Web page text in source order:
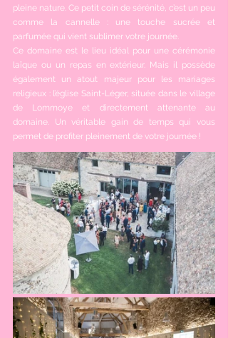
pleine nature. Ce petit coin de sérénité, c’est un peu
comme la cannelle : une touche sucrée et
parfumée qui vient sublimer votre journée.
Ce domaine est le lieu idéal pour une cérémonie
laïque ou un repas en extérieur. Mais il possède
également un atout majeur pour les mariages
religieux : l’église Saint-Léger, située dans le village
de Lommoye et directement attenante au
domaine. Un véritable gain de temps qui vous
permet de profiter pleinement de votre journée !